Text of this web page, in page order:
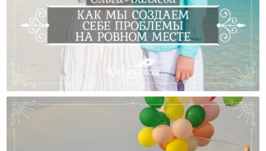
Как Мы Создаем Себе Проблемы На Ровном Месте